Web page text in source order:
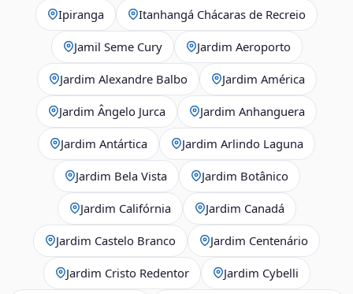
Ipiranga Itanhangá Chácaras de Recreio
Jamil Seme Cury Jardim Aeroporto
Jardim Alexandre Balbo Jardim América
Jardim Ângelo Jurca Jardim Anhanguera
Jardim Antártica Jardim Arlindo Laguna
Jardim Bela Vista Jardim Botânico
Jardim Califórnia Jardim Canadá
Jardim Castelo Branco Jardim Centenário
Jardim Cristo Redentor Jardim Cybelli